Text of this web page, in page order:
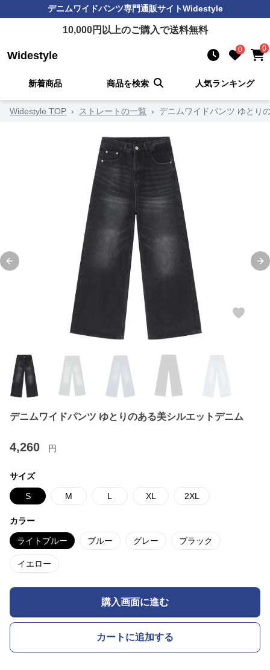
デニムワイドパンツ専門通販サイトWidestyle
10,000円以上のご購入で送料無料
Widestyle 0 0
新着商品 商品を検索 人気ランキング
Widestyle TOP › ストレートの一覧 › デニムワイドパンツ ゆとり
Previous slide
デニムワイドパンツ ゆとりのある美シルエットデニム
4,260 円
サイズ
S M L XL 2XL
カラー
ライトブルー ブルー グレー ブラック
イエロー
購入画面に進む
カートに追加する